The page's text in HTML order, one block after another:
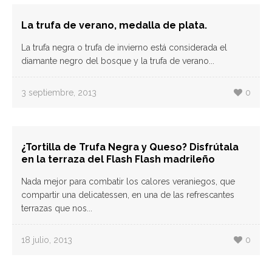
La trufa de verano, medalla de plata.
La trufa negra o trufa de invierno está considerada el
diamante negro del bosque y la trufa de verano...
3 septiembre, 2013 0
¿Tortilla de Trufa Negra y Queso? Disfrútala
en la terraza del Flash Flash madrileño
Nada mejor para combatir los calores veraniegos, que
compartir una delicatessen, en una de las refrescantes
terrazas que nos...
18 julio, 2013 0